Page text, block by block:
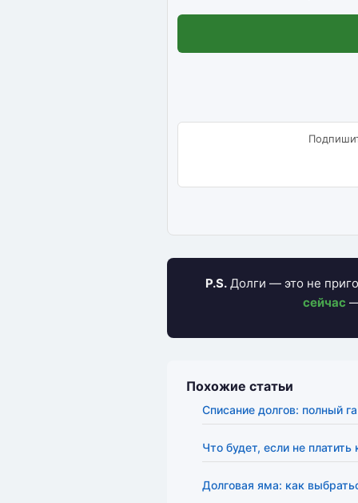
P.S.Долги — это не
сейчас
Похожие статьи
Списание долгов: полный
Что будет, если не платить
Долговая яма: как